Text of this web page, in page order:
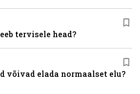
tervisele head?
võivad elada normaalset elu?